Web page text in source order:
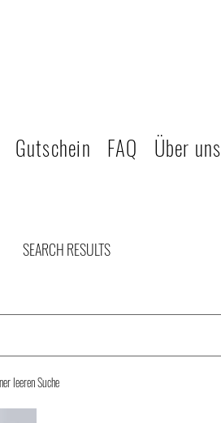
Gutschein FAQ Über uns
SEARCH RESULTS
leeren Suche